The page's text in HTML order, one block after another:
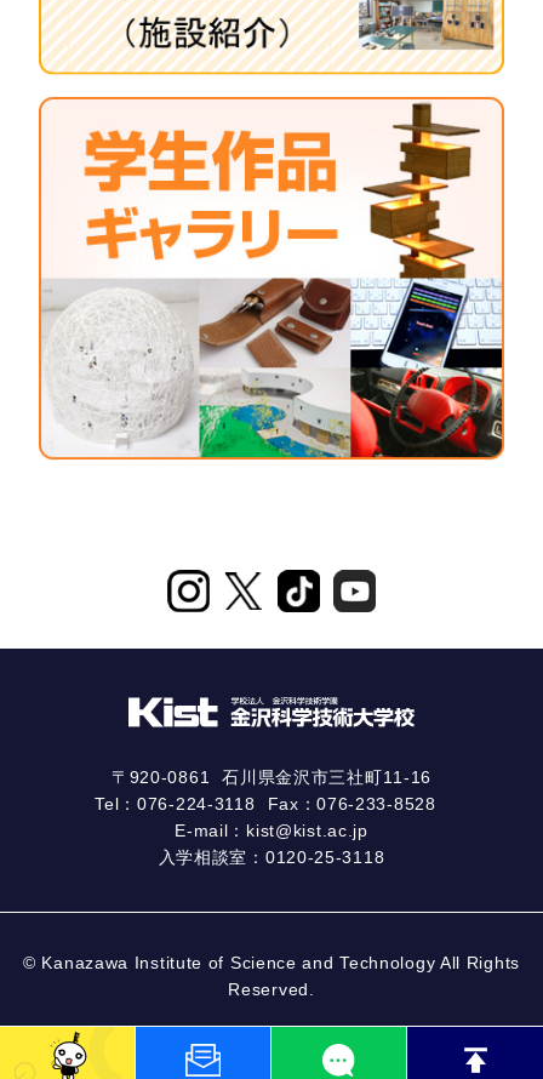
〒920-0861
石川県金沢市三社町11-16
Tel：076-224-3118
Fax：076-233-8528
E-mail： kist@kist.ac.jp
入学相談室： 0120-25-3118
© Kanazawa Institute of Science and Technology All Rights
Reserved.